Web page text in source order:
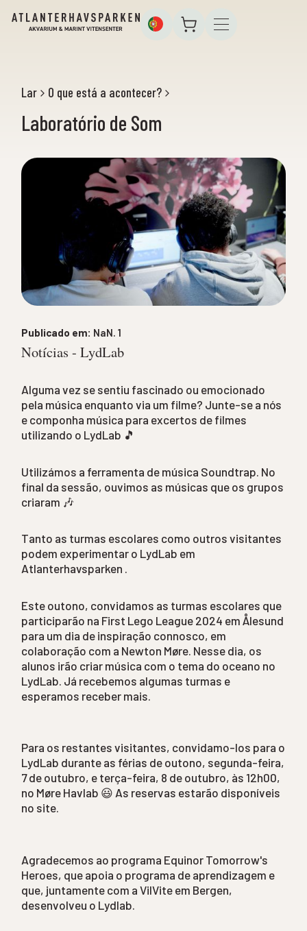
Lar O que está a acontecer?
Laboratório de Som
Publicado em: NaN. 1
Notícias - LydLab
Alguma vez se sentiu fascinado ou emocionado
pela música enquanto via um filme? Junte-se a nós
e componha música para excertos de filmes
utilizando o LydLab 🎵
Utilizámos a ferramenta de música Soundtrap. No
final da sessão, ouvimos as músicas que os grupos
criaram 🎶
Tanto as turmas escolares como outros visitantes
podem experimentar o LydLab em
Atlanterhavsparken .
Este outono, convidamos as turmas escolares que
participarão na First Lego League 2024 em Ålesund
para um dia de inspiração connosco, em
colaboração com a Newton Møre. Nesse dia, os
alunos irão criar música com o tema do oceano no
LydLab. Já recebemos algumas turmas e
esperamos receber mais.
Para os restantes visitantes, convidamo-los para o
LydLab durante as férias de outono, segunda-feira,
7 de outubro, e terça-feira, 8 de outubro, às 12h00,
no Møre Havlab 😃 As reservas estarão disponíveis
no site.
Agradecemos ao programa Equinor Tomorrow's
Heroes, que apoia o programa de aprendizagem e
que, juntamente com a VilVite em Bergen,
desenvolveu o Lydlab.